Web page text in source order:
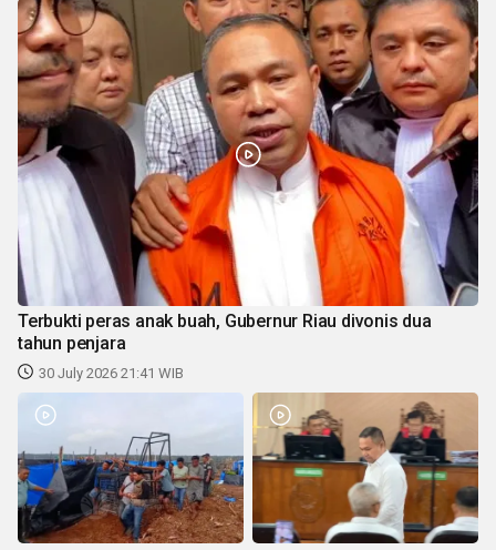
Terbukti peras anak buah, Gubernur Riau divonis dua
tahun penjara
30 July 2026 21:41 WIB